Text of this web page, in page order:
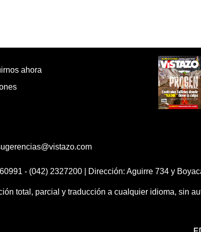
ahora
- (042) 2327200 | Dirección: Aguirre 734 y
total, parcial y traducción a cualquier idioma, sin